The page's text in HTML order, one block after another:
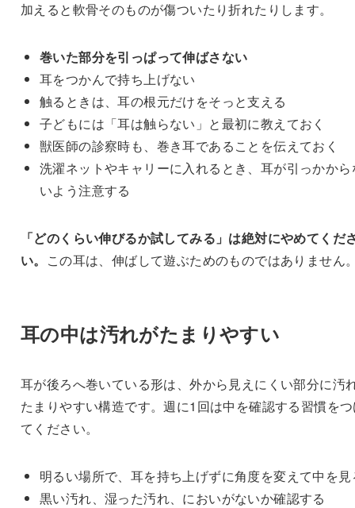
加えると軟骨そのものが傷ついたり折れたりします。
巻いた部分を引っぱって伸ばさない
耳をつかんで持ち上げない
触るときは、耳の根元だけをそっと支える
子どもには「耳は触らない」と最初に教えておく
獣医師の診察時も、巻き耳であることを伝えておく
洗濯ネットやキャリーに入れるとき、耳が引っかから
いよう注意する
「どのくらい伸びるか試してみる」は絶対にやめてくだ
い。 この耳は、伸ばして遊ぶためのものではありません
耳の中は汚れがたまりやすい
耳が後ろへ巻いている形は、外から見えにくい部分に汚
たまりやすい構造です。週に1回は中を確認する習慣を
てください。
明るい場所で、耳を持ち上げずに角度を変えて中を見
黒い汚れ、湿った汚れ、においがないか確認する